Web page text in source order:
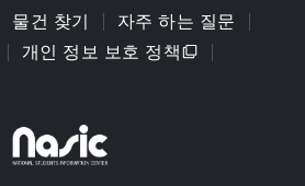
물건 찾기
자주 하는 질문
개인 정보 보호 정책